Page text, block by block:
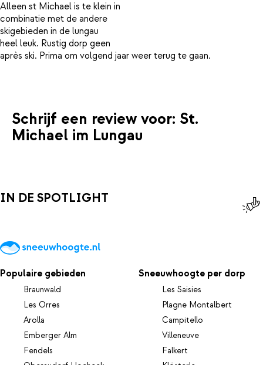
Alleen st Michael is te klein in
combinatie met de andere
skigebieden in de lungau
heel leuk. Rustig dorp geen
après ski. Prima om volgend jaar weer terug te gaan.
Schrijf een review voor: St.
Michael im Lungau
IN DE SPOTLIGHT
Populaire gebieden
Braunwald
Les Orres
Arolla
Emberger Alm
Fendels
Sneeuwhoogte per dorp
Les Saisies
Plagne Montalbert
Campitello
Villeneuve
Falkert